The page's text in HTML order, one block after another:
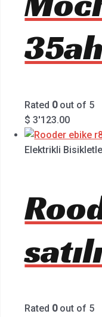
Rated 0out of 5
$ 3'123.00
Elektrikli
Rated 0out of 5